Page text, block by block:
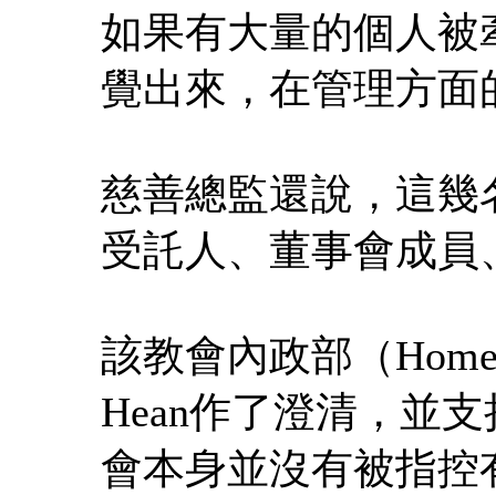
如果有大量的個人
覺出來，在管理方面
慈善總監還說，這
受託人、董事會成
該教會內政部（
Hean作了澄清，並
會本身並沒有被指